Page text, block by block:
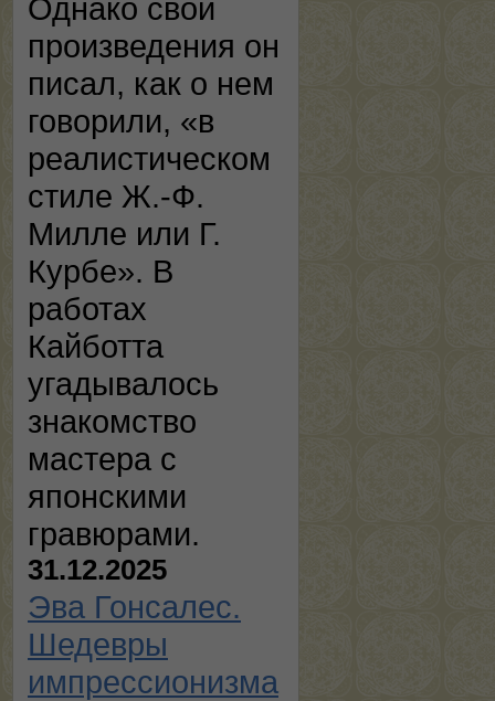
Однако свои
произведения он
писал, как о нем
говорили, «в
реалистическом
стиле Ж.-Ф.
Милле или Г.
Курбе». В
работах
Кайботта
угадывалось
знакомство
мастера с
японскими
гравюрами.
31.12.2025
Эва Гонсалес.
Шедевры
импрессионизма